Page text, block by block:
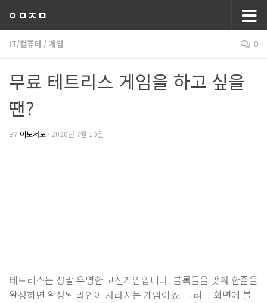
ㅇㅁㅈㅁ
IT/컴퓨터 / 게임 0
무료 테트리스 게임을 하고 싶을
땐?
BY 이모저모 · 2020년 7월 10일
테트리스는 정말 유명한 고전게임입니다. 블록들을 맞춰 한줄을
완성하면 완성된 라인이 사라지는 게임이죠. 그리고 화면에 블